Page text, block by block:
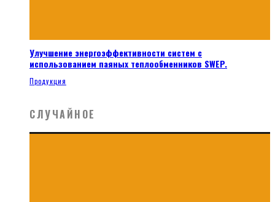
Улучшение энергоэффективности систем с
использованием паяных теплообменников SWEP.
Продукция
СЛУЧАЙНОЕ